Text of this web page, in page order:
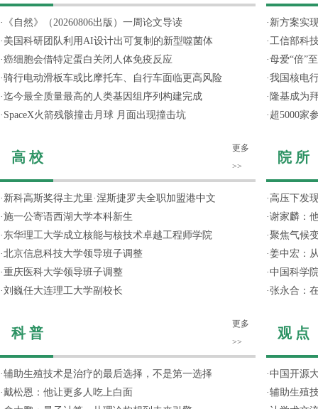
·
《自然》（20260806出版）一周论文导读
· 美国科研团队利用AI设计出可复制的新型噬菌体
·癌细胞会借特定蛋白关闭人体免疫反应
·骑行电动滑板车或比摩托车、自行车面临更高风险
·迄今最全质量最高的人类基因组序列构建完成
· SpaceX火箭残骸撞击月球 月面出现撞击坑
高 校
更多
>>
· 新科高斯奖得主尤里·涅斯捷罗夫全职加盟港中文
·施一公寄语西湖大学本科新生
· 东华理工大学成立核能与核技术卓越工程师学院
·北京信息科技大学领导班子调整
·重庆医科大学领导班子调整
·刘巍任大连理工大学副校长
科 普
更多
>>
·辅助生殖技术是治疗的最后选择，不是第一选择
·戴松恩：他让更多人吃上白面
· 新方案实
·工信部科
·母爱“倍”
·我国核电
· 隆基成为
· 超5000家
院 所
· 高压下发
·谢家麟：
·聚焦气候
·姜中宏：
·中国科学
·张永合：
观 点
·中国开源
·辅助生殖